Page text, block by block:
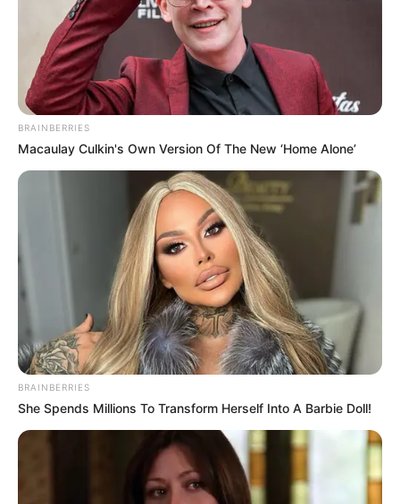
BRAINBERRIES
Macaulay Culkin's Own Version Of The New ‘Home Alone’
BRAINBERRIES
She Spends Millions To Transform Herself Into A Barbie Doll!